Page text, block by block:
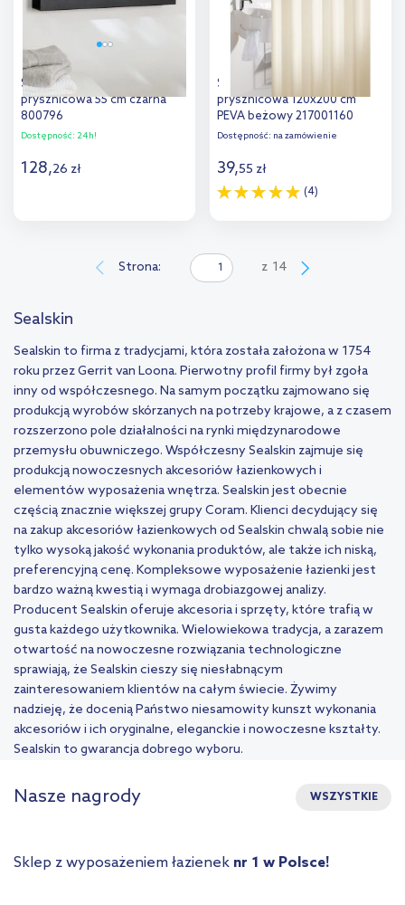
Sealskin Brix półka
prysznicowa 55 cm czarna
800796
Dostępność: 24h!
128,26 zł
Sealskin Granada zasłona
prysznicowa 120x200 cm
PEVA beżowy 217001160
Dostępność: na zamówienie
39,55 zł
(4)
Strona: z 14
Sealskin
Sealskin to firma z tradycjami, która została założona w 1754
roku przez Gerrit van Loona. Pierwotny profil firmy był zgoła
inny od współczesnego. Na samym początku zajmowano się
produkcją wyrobów skórzanych na potrzeby krajowe, a z czasem
rozszerzono pole działalności na rynki międzynarodowe
przemysłu obuwniczego. Współczesny Sealskin zajmuje się
produkcją nowoczesnych akcesoriów łazienkowych i
elementów wyposażenia wnętrza. Sealskin jest obecnie
częścią znacznie większej grupy Coram. Klienci decydujący się
na zakup akcesoriów łazienkowych od Sealskin chwalą sobie nie
tylko wysoką jakość wykonania produktów, ale także ich niską,
preferencyjną cenę. Kompleksowe wyposażenie łazienki jest
bardzo ważną kwestią i wymaga drobiazgowej analizy.
Producent Sealskin oferuje akcesoria i sprzęty, które trafią w
gusta każdego użytkownika. Wielowiekowa tradycja, a zarazem
otwartość na nowoczesne rozwiązania technologiczne
sprawiają, że Sealskin cieszy się niesłabnącym
zainteresowaniem klientów na całym świecie. Żywimy
nadzieję, że docenią Państwo niesamowity kunszt wykonania
akcesoriów i ich oryginalne, eleganckie i nowoczesne kształty.
Sealskin to gwarancja dobrego wyboru.
Nasze nagrody WSZYSTKIE
Sklep z wyposażeniem łazienek nr 1 w Polsce!